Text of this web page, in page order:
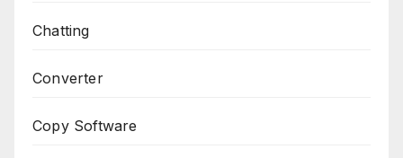
Chatting
Converter
Copy Software